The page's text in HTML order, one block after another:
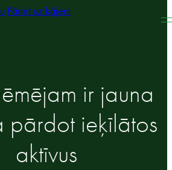
Pāriet uz kājeni
ir jauna
pārdot ieķīlātos
aktīvus